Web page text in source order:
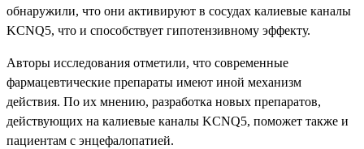
обнаружили, что они активируют в сосудах калиевые каналы
KCNQ5, что и способствует гипотензивному эффекту.
Авторы исследования отметили, что современные
фармацевтические препараты имеют иной механизм
действия. По их мнению, разработка новых препаратов,
действующих на калиевые каналы KCNQ5, поможет также и
пациентам с энцефалопатией.